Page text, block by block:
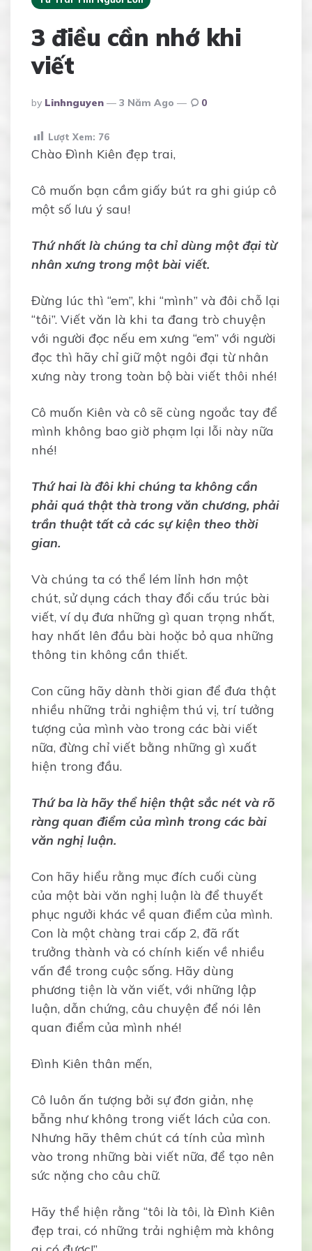
3 điều cần nhớ khi
viết
Posted
By
By Linhnguyen 3 Năm Ago 0
Lượt Xem: 76
Chào Đình Kiên đẹp trai,
Cô muốn bạn cầm giấy bút ra ghi giúp cô
một số lưu ý sau!
Thứ nhất là chúng ta chỉ dùng một đại từ
nhân xưng trong một bài viết.
Đừng lúc thì “em”, khi “mình” và đôi chỗ lại
“tôi”. Viết văn là khi ta đang trò chuyện
với người đọc nếu em xưng “em” với người
đọc thì hãy chỉ giữ một ngôi đại từ nhân
xưng này trong toàn bộ bài viết thôi nhé!
Cô muốn Kiên và cô sẽ cùng ngoắc tay để
mình không bao giờ phạm lại lỗi này nữa
nhé!
Thứ hai là đôi khi chúng ta không cần
phải quá thật thà trong văn chương, phải
trần thuật tất cả các sự kiện theo thời
gian.
Và chúng ta có thể lém lỉnh hơn một
chút, sử dụng cách thay đổi cấu trúc bài
viết, ví dụ đưa những gì quan trọng nhất,
hay nhất lên đầu bài hoặc bỏ qua những
thông tin không cần thiết.
Con cũng hãy dành thời gian để đưa thật
nhiều những trải nghiệm thú vị, trí tưởng
tượng của mình vào trong các bài viết
nữa, đừng chỉ viết bằng những gì xuất
hiện trong đầu.
Thứ ba là hãy thể hiện thật sắc nét và rõ
ràng quan điểm của mình trong các bài
văn nghị luận.
Con hãy hiểu rằng mục đích cuối cùng
của một bài văn nghị luận là để thuyết
phục ngưởi khác về quan điểm của mình.
Con là một chàng trai cấp 2, đã rất
trưởng thành và có chính kiến về nhiều
vấn đề trong cuộc sống. Hãy dùng
phương tiện là văn viết, với những lập
luận, dẫn chứng, câu chuyện để nói lên
quan điểm của mình nhé!
Đình Kiên thân mến,
Cô luôn ấn tượng bởi sự đơn giản, nhẹ
bẫng như không trong viết lách của con.
Nhưng hãy thêm chút cá tính của mình
vào trong những bài viết nữa, để tạo nên
sức nặng cho câu chữ.
Hãy thể hiện rằng “tôi là tôi, là Đình Kiên
đẹp trai, có những trải nghiệm mà không